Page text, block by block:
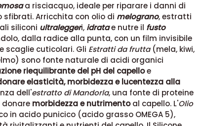
a risciacquo, ideale per riparare i danni di
sfibrati. Arricchita con olio di melograno, estratti
siliconi ultraleggeri, idratae nutre il fusto
dalla radice alla punta, con un film invisibile
scaglie cuticolari. Gli Estratti da frutta(mela, kiwi,
sono fonte naturale di acidi organici
riequilibrante del pH del capelloe
elasticità, morbidezza e lucentezza alla
dell'estratto di Mandorla, una fonte di proteine
morbidezza e nutrimentoal capello. L'Olio
in acido punicico (acido grasso OMEGA 5),